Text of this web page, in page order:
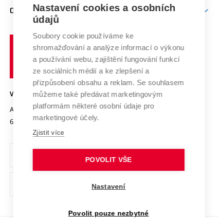
E-přihláška
Doktorské studium
Podpora podnikání
Mezinárodní vědecká rada
Systém zajišťování kvality výzkumu
Výzkumné infrastruktury
Transfer znalostí
Open Science
Projekty
Projekty ze strukturálních fondů
Specifický výzkum
Zahraniční spolupráce
Spolupráce se školami
Služby univerzity
Mezinárodní dohody
Univerzitní sítě
O UNIVERZITĚ
Profil univerzity
Udržitelná univerzita
Podnikavá univerzita / ContriBUTe
Bezpečná univerzita
Vyznamenání
Organizační struktura
Ochrana osobních údajů
odkaz)
učení
technické
VYSOKÉ UČENÍ TECHNICKÉ V BRNĚ
Antonínská 548/1
602 00 Brno
www.vut.cz
vut@vutbr.cz
Nastavení cookies a osobních
údajů
Soubory cookie používáme ke
shromažďování a analýze informací o výkonu
a používání webu, zajištění fungování funkcí
ze sociálních médií a ke zlepšení a
přizpůsobení obsahu a reklam. Se souhlasem
můžeme také předávat marketingovým
platformám některé osobní údaje pro
marketingové účely.
Zjistit více
POVOLIT VŠE
Nastavení
Povolit pouze nezbytné